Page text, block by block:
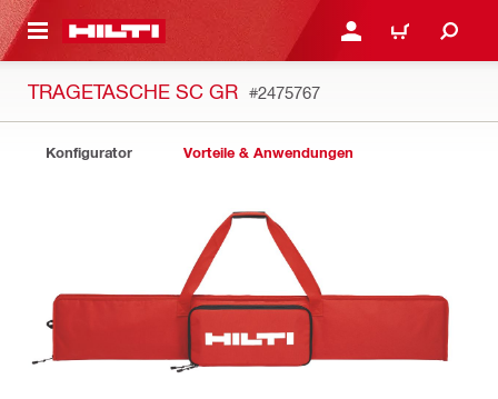
ANMELDEN ODER
WARENKORB
TRAGETASCHE SC GR #2475767
Konfigurator Vorteile & Anwendungen